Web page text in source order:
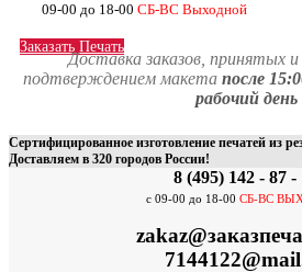
09-00 до 18-00 СБ-ВС Выходной
Заказать Печать
Доставка заказов, принятых и
подтверждением макета после
рабочий день
Сертифицированное изготовление печатей из
Доставляем в 320 городов России!
8 (495) 142 - 87 -
с 09-00 до 18-00 СБ-ВС